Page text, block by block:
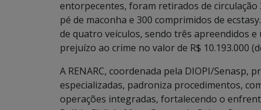
entorpecentes, foram retirados de circulação
pé de maconha e 300 comprimidos de
de quatro veículos, sendo três apreendidos
prejuízo ao crime no valor de R$ 10.193.000
A RENARC, coordenada pela DIOPI/Senasp,
especializadas, padroniza procedimentos,
operações integradas, fortalecendo o